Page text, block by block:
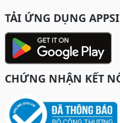
TẢI ỨNG DỤNG
CHỨNG NHẬN KẾT